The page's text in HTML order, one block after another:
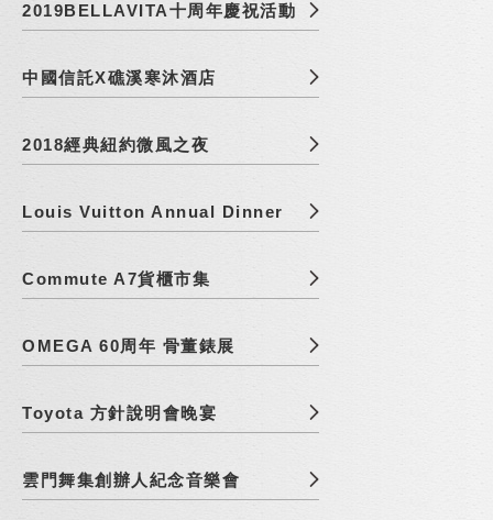
2019BELLAVITA十周年慶祝活動
中國信託X礁溪寒沐酒店
2018經典紐約微風之夜
Louis Vuitton Annual Dinner
Commute A7貨櫃市集
OMEGA 60周年 骨董錶展
Toyota 方針說明會晚宴
雲門舞集創辦人紀念音樂會